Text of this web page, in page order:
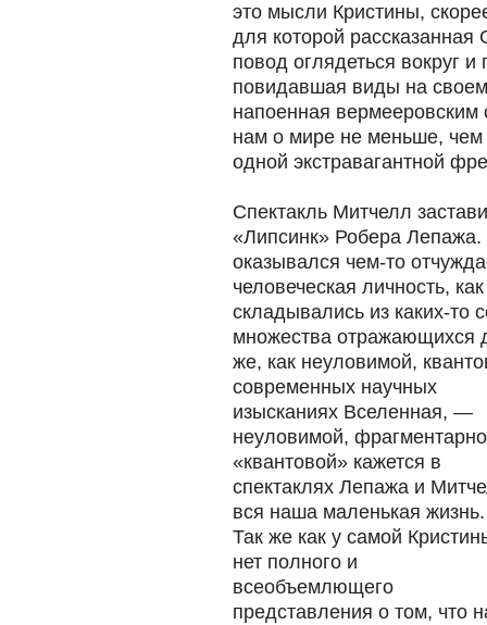
это мысли Кристины,
для которой
повод оглядеться вокруг и
повидавшая виды на своем
напоенная вермееровским
нам о мире не меньше, чем
одной экстравагантной
Спектакль Митчелл
«Липсинк» Робера
оказывался чем-то
человеческая личность,
складывались из каких-то
множества отражающихся
же, как неуловимой,
современных научных
изысканиях Вселенная, —
неуловимой,
«квантовой» кажется в
спектаклях Лепажа и
вся наша маленькая жизнь.
Так же как у самой
нет полного и
всеобъемлющего
представления о том, что